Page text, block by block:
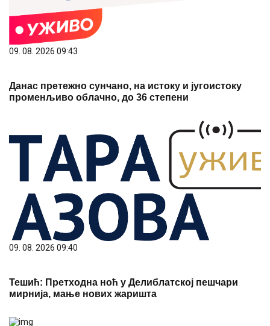
09. 08. 2026 09:43
Данас претежно сунчано, на истоку и југоистоку
променљиво облачно, до 36 степени
09. 08. 2026 09:40
Тешић: Претходна ноћ у Делиблатској пешчари
мирнија, мање нових жаришта